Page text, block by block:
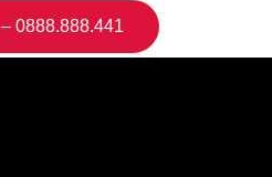
0888.888.441